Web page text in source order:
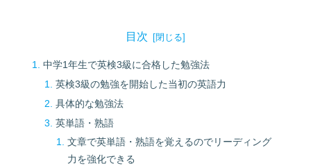
目次
中学1年生で英検3級に合格した勉強法
英検3級の勉強を開始した当初の英語力
具体的な勉強法
英単語・熟語
文章で英単語・熟語を覚えるのでリーディング
力を強化できる